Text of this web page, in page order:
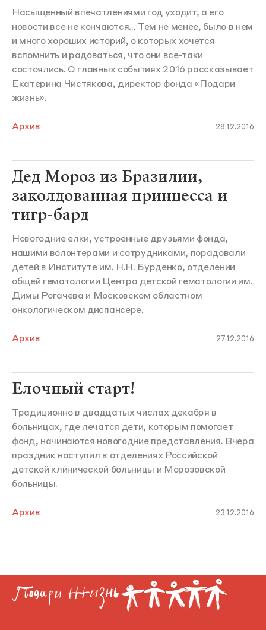
Насыщенный впечатлениями год уходит, а его
новости все не кончаются... Тем не менее, было в нем
и много хороших историй, о которых хочется
вспомнить и радоваться, что они все-таки
состоялись. О главных событиях 2016 рассказывает
Екатерина Чистякова, директор фонда «Подари
жизнь».
Архив 28.12.2016
Дед Мороз из Бразилии,
заколдованная принцесса и
тигр-бард
Новогодние елки, устроенные друзьями фонда,
нашими волонтерами и сотрудниками, порадовали
детей в Институте им. Н.Н. Бурденко, отделении
общей гематологии Центра детской гематологии им.
Димы Рогачева и Московском областном
онкологическом диспансере.
Архив 27.12.2016
Елочный старт!
Традиционно в двадцатых числах декабря в
больницах, где лечатся дети, которым помогает
фонд, начинаются новогодние представления. Вчера
праздник наступил в отделениях Российской
детской клинической больницы и Морозовской
больницы.
Архив 23.12.2016